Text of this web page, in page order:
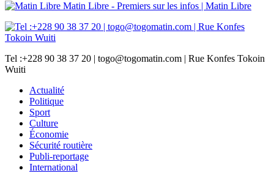
Matin Libre - Premiers sur les infos | Matin Libre
Tel :+228 90 38 37 20 | togo@togomatin.com | Rue Konfes Tokoin
Wuiti
Actualité
Politique
Sport
Culture
Économie
Sécurité routière
Publi-reportage
International